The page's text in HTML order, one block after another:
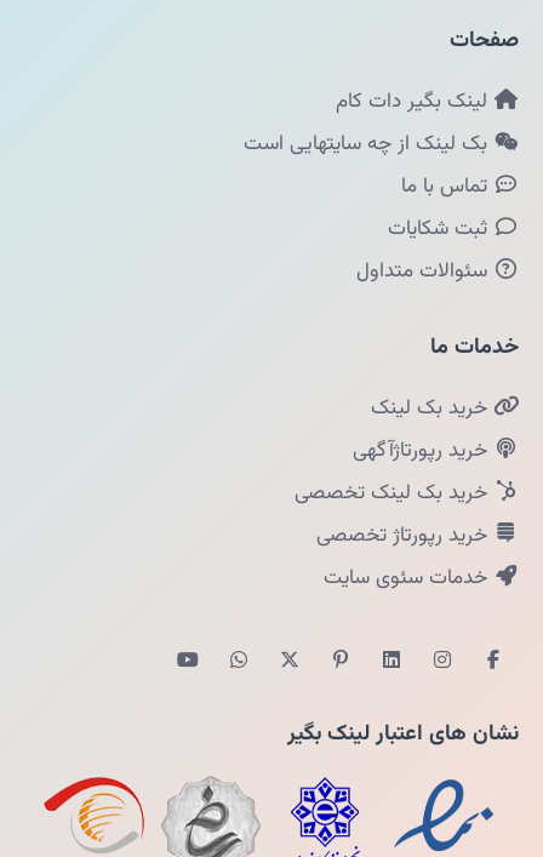
صفحات
لینک بگیر دات کام
بک لینک از چه سایتهایی است
تماس با ما
ثبت شکایات
سئوالات متداول
خدمات ما
خرید بک لینک
خرید رپورتاژآگهی
خرید بک لینک تخصصی
خرید رپورتاژ تخصصی
خدمات سئوی سایت
نشان های اعتبار لینک بگیر